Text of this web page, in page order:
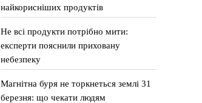
найкорисніших продуктів
Не всі продукти потрібно мити:
експерти пояснили приховану
небезпеку
Магнітна буря не торкнеться землі 31
березня: що чекати людям